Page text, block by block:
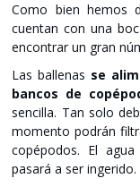
Como bien hemos
cuentan con una
encontrar un gran
Las ballenas se
bancos de
sencilla. Tan solo
momento podrán
copépodos. El
pasará a ser ingerido.